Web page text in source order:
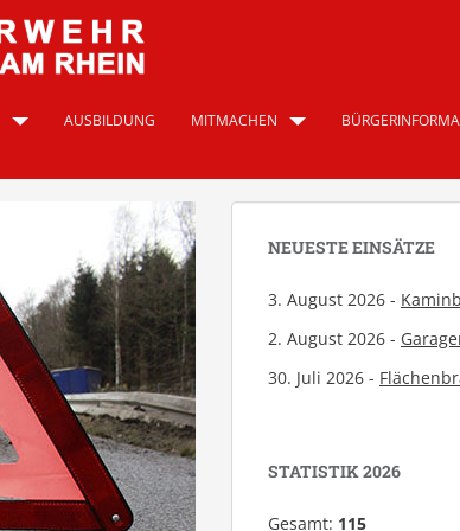
AUSBILDUNG MITMACHEN
NEUESTE EINSÄTZE
3. August 2026 -
2. August 2026 -
30. Juli 2026 -
STATISTIK 2026
Gesamt: 115